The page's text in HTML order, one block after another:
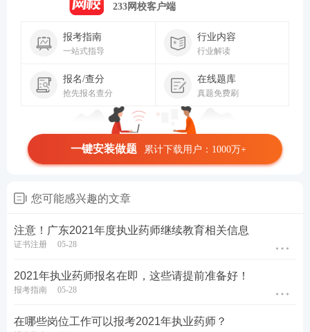
233网校客户端
报考指南
一站式指导
行业内容
行业解读
报名/查分
抢先报名查分
在线题库
真题免费刷
一键安装做题 累计下载用户：1000万+
您可能感兴趣的文章
注意！广东2021年度执业药师继续教育相关信息
证书注册 05-28
2021年执业药师报名在即，这些请提前准备好！
报考指南 05-28
在哪些岗位工作可以报考2021年执业药师？